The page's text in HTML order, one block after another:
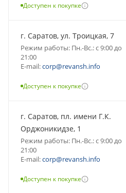
Доступен к покупке
г. Саратов, ул. Троицкая, 7
Режим работы: Пн.-Вс.: с 9:00 до
21:00
E-mail:corp@revansh.info
Доступен к покупке
г. Саратов, пл. имени Г.К.
Орджоникидзе, 1
Режим работы: Пн.-Вс.: с 9:00 до
21:00
E-mail:corp@revansh.info
Доступен к покупке